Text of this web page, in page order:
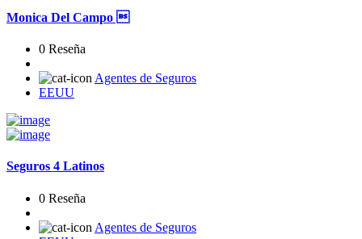
Monica Del Campo 
0 Reseña
Agentes de Seguros
EEUU
Seguros 4 Latinos
0 Reseña
Agentes de Seguros